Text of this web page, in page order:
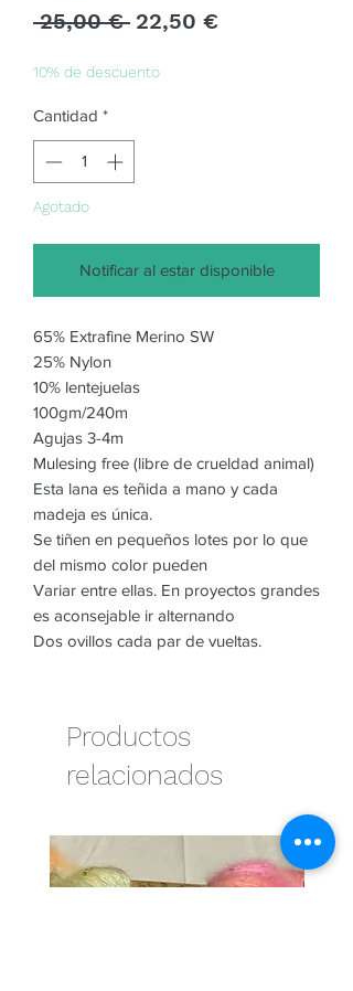
25,00 € Precio
22,50 €Precio
10% de descuento
Cantidad *
Agotado
Notificar al estar disponible
65% Extrafine Merino SW
25% Nylon
10% lentejuelas
100gm/240m
Agujas 3-4m
Mulesing free (libre de crueldad animal)
Esta lana es teñida a mano y cada
madeja es única.
Se tiñen en pequeños lotes por lo que
del mismo color pueden
Variar entre ellas. En proyectos grandes
es aconsejable ir alternando
Dos ovillos cada par de vueltas.
Productos
relacionados